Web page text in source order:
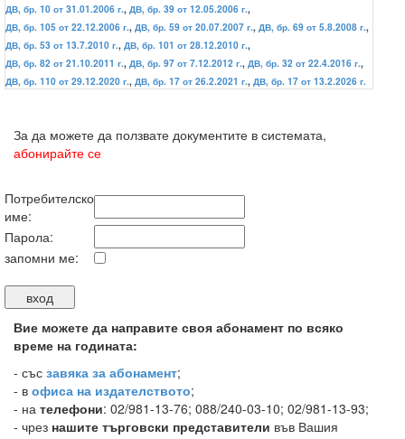
ДВ, бр. 10 от 31.01.2006 г., ДВ, бр. 39 от 12.05.2006 г.,
ДВ, бр. 105 от 22.12.2006 г., ДВ, бр. 59 от 20.07.2007 г., ДВ, бр. 69 от 5.8.2008 г.,
ДВ, бр. 53 от 13.7.2010 г., ДВ, бр. 101 от 28.12.2010 г.,
ДВ, бр. 82 от 21.10.2011 г., ДВ, бр. 97 от 7.12.2012 г., ДВ, бр. 32 от 22.4.2016 г.,
ДВ, бр. 110 от 29.12.2020 г., ДВ, бр. 17 от 26.2.2021 г., ДВ, бр. 17 от 13.2.2026 г.
За да можете да ползвате документите в системата,
абонирайте се
Потребителско
име:
Парола:
запомни ме:
Вие можете да направите своя абонамент по всяко
време на годината:
- със завяка за абонамент;
- в офиса на издателството;
- на телефони: 02/981-13-76; 088/240-03-10; 02/981-13-93;
- чрез нашите търговски представители във Вашия